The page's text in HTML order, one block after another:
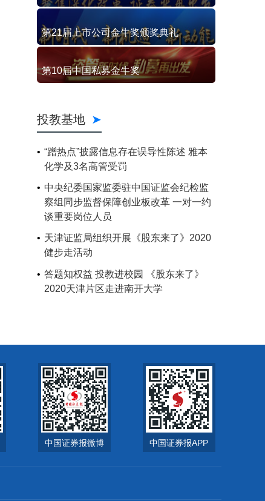
第21届上市公司金牛奖颁奖典礼
第10届中国私募金牛奖
投教基地
“蹭热点”披露信息存在误导性陈述 雅本
化学及3名高管受罚
中央纪委国家监委驻中国证监会纪检监
察组同步监督保障创业板改革 一对一约
谈重要岗位人员
天津证监局组织开展《股东来了》2020
健步走活动
答题知权益 投教进校园 《股东来了》
2020天津片区走进南开大学
中国证券报微博 中国证券报APP